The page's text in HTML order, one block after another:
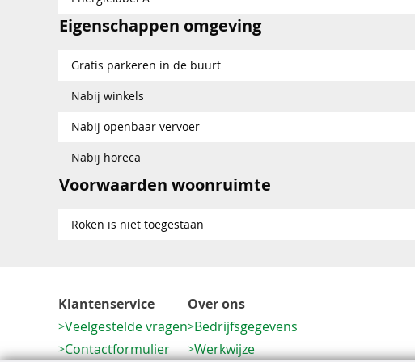
Eigenschappen omgeving
Gratis parkeren in de buurt
Nabij winkels
Nabij openbaar vervoer
Nabij horeca
Voorwaarden woonruimte
Roken is niet toegestaan
Klantenservice
Veelgestelde vragen
Contactformulier
Over ons
Bedrijfsgegevens
Werkwijze